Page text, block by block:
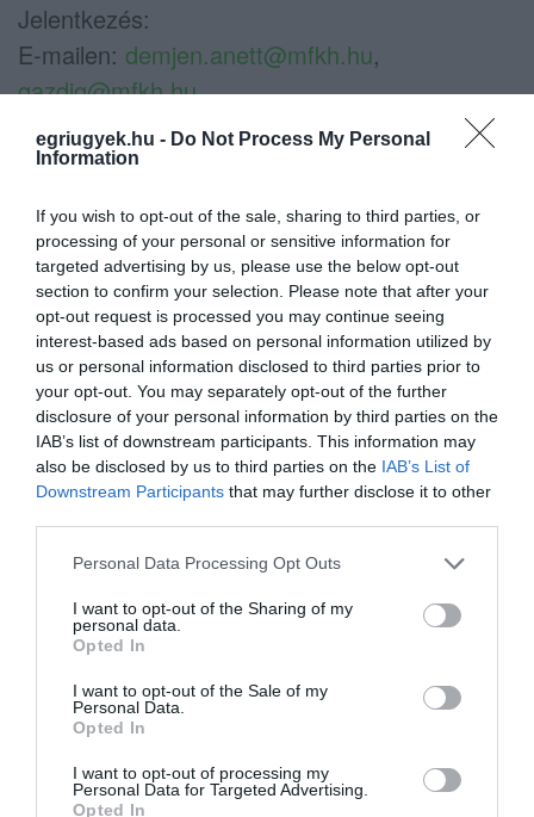
egriugyek.hu - Do Not Process My Personal
Information
If you wish to opt-out of the sale, sharing to third parties, or
processing of your personal or sensitive information for
targeted advertising by us, please use the below opt-out
section to confirm your selection. Please note that after your
opt-out request is processed you may continue seeing
interest-based ads based on personal information utilized by
us or personal information disclosed to third parties prior to
your opt-out. You may separately opt-out of the further
disclosure of your personal information by third parties on the
IAB’s list of downstream participants. This information may
also be disclosed by us to third parties on the IAB’s List of
Downstream Participants that may further disclose it to other
Please note that this website/app uses one or more Google
not limited to your visit or usage behaviour. You may click to
grant or deny consent to Google and its third-party tags to
use your data for below specified purposes in below Google
consent section.
Personal Data Processing Opt Outs
I want to opt-out of the Sharing of my
personal data.
Opted In
I want to opt-out of the Sale of my
Personal Data.
Opted In
I want to opt-out of processing my
Personal Data for Targeted Advertising.
Opted In
Jelentkezés:
E-mailen: demjen.anett@mfkh.hu,
gazdig@mfkh.hu
vagy postai úton: Markhot Ferenc
Oktatókórház Gazdasági igazgatóság (3300
Ne maradjon le a legfrissebb hírekről, kövessen
bennünket az EGRI ÜGYEK Google Hírek oldalán!
VISSZA A FŐOLDALRA
A GYAKORNOKI MUNKA: LEHETŐSÉGEK ÉS
KIHÍVÁSOK A KARRIER KE...